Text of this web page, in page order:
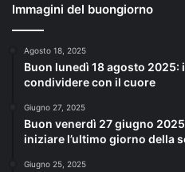
Immagini del buongiorno
Agosto 18, 2025
Buon lunedì 18 agosto 2025:
condividere con il cuore
Giugno 27, 2025
Buon venerdì 27 giugno
iniziare l’ultimo giorno della
Giugno 25, 2025